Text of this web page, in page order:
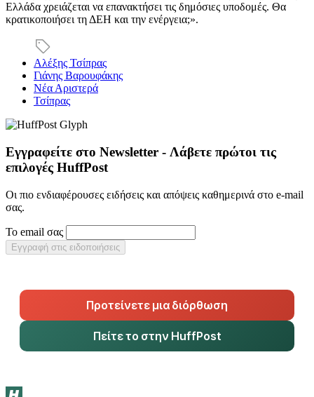
Ελλάδα χρειάζεται να επανακτήσει τις δημόσιες υποδομές. Θα
κρατικοποιήσει τη ΔΕΗ και την ενέργεια;».
Αλέξης Τσίπρας
Γιάνης Βαρουφάκης
Νέα Αριστερά
Τσίπρας
Εγγραφείτε στο Newsletter - Λάβετε πρώτοι τις
επιλογές HuffPost
Οι πιο ενδιαφέρουσες ειδήσεις και απόψεις καθημερινά στο e-mail
σας.
Το email σας
Εγγραφή στις ειδοποιήσεις
Προτείνετε μια διόρθωση
Πείτε το στην HuffPost